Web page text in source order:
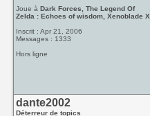
Joue àDark Forces, The Legend Of
Zelda : Echoes of wisdom, Xenoblade X
Inscrit : Apr 21, 2006
Messages : 1333
Hors ligne
dante2002
Déterreur de topics